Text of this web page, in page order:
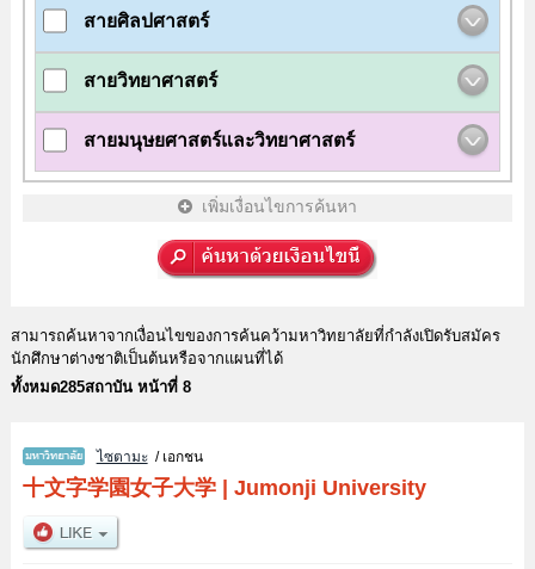
สายศิลปศาสตร์
สายวิทยาศาสตร์
สายมนุษยศาสตร์และวิทยาศาสตร์
เพิ่มเงื่อนไขการค้นหา
สามารถค้นหาจากเงื่อนไขของการค้นคว้ามหาวิทยาลัยที่กำลังเปิดรับสมัคร
นักศึกษาต่างชาติเป็นต้นหรือจากแผนที่ได้
ทั้งหมด285สถาบัน หน้าที่ 8
ไซตามะ/ เอกชน
十文字学園女子大学| Jumonji University